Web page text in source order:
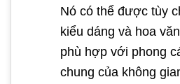
Nó có thể được tùy
kiểu dáng và hoa
phù hợp với phong
chung của không